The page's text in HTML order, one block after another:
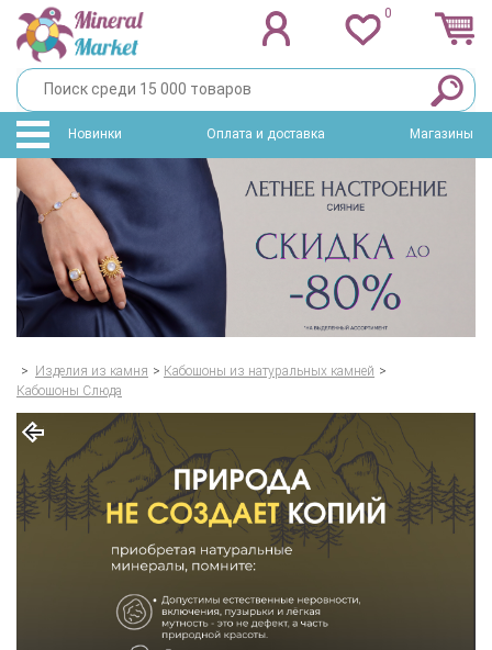
0
Новинки Оплата и доставка Магазины
> Изделия из камня > Кабошоны из натуральных камней >
Кабошоны Слюда